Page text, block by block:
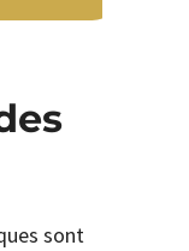
sont